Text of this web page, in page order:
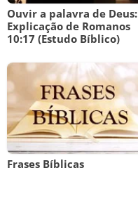
Ouvir a palavra de Deus:
Explicação de Romanos
10:17 (Estudo Bíblico)
Frases Bíblicas